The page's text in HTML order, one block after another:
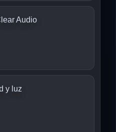
Audio
y luz